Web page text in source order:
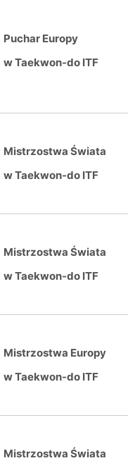
Puchar Europy
w Taekwon-do ITF
Mistrzostwa Świata
w Taekwon-do ITF
Mistrzostwa Świata
w Taekwon-do ITF
Mistrzostwa Europy
w Taekwon-do ITF
Mistrzostwa Świata